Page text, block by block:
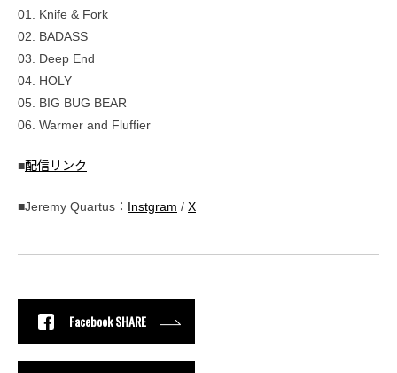
01. Knife & Fork
02. BADASS
03. Deep End
04. HOLY
05. BIG BUG BEAR
06. Warmer and Fluffier
■配信リンク
■Jeremy Quartus： Instgram / X
Facebook SHARE